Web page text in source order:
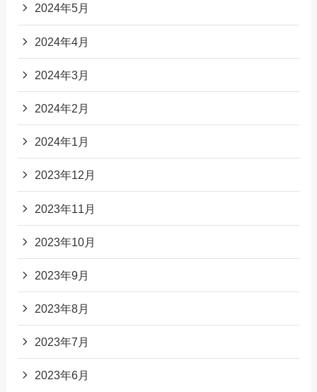
2024年5月
2024年4月
2024年3月
2024年2月
2024年1月
2023年12月
2023年11月
2023年10月
2023年9月
2023年8月
2023年7月
2023年6月